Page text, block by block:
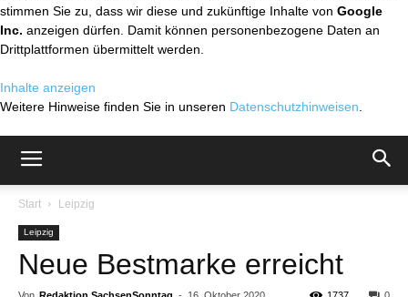
stimmen Sie zu, dass wir diese und zukünftige Inhalte von Google
Inc. anzeigen dürfen. Damit können personenbezogene Daten an
Drittplattformen übermittelt werden.
Inhalte anzeigen
Weitere Hinweise finden Sie in unseren Datenschutzhinweisen
Start Leipzig
Leipzig
Neue Bestmarke erreicht